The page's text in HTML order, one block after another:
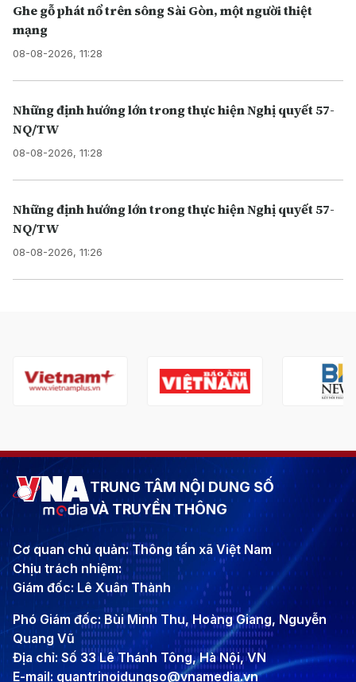
Ghe gỗ phát nổ trên sông Sài Gòn, một người thiệt
mạng
08-08-2026, 11:28
Những định hướng lớn trong thực hiện Nghị quyết 57-
NQ/TW
08-08-2026, 11:28
Những định hướng lớn trong thực hiện Nghị quyết 57-
NQ/TW
08-08-2026, 11:26
TRUNG TÂM NỘI DUNG SỐ
VÀ TRUYỀN THÔNG
Cơ quan chủ quản: Thông tấn xã Việt Nam
Chịu trách nhiệm:
Giám đốc: Lê Xuân Thành
Phó Giám đốc: Bùi Minh Thu, Hoàng Giang, Nguyễn
Quang Vũ
Địa chỉ: Số 33 Lê Thánh Tông, Hà Nội, VN
E-mail: quantrinoidungso@vnamedia.vn